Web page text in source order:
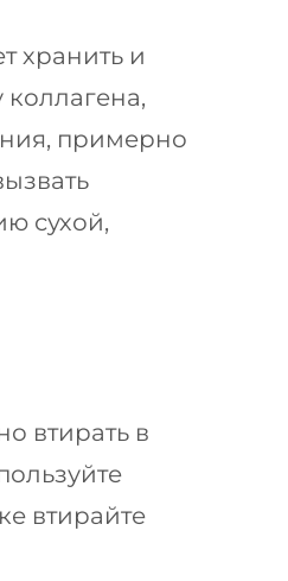
хранить и
примерно
сухой,
втирать в
втирайте